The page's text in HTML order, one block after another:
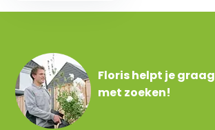
Floris helpt je graag
met zoeken!